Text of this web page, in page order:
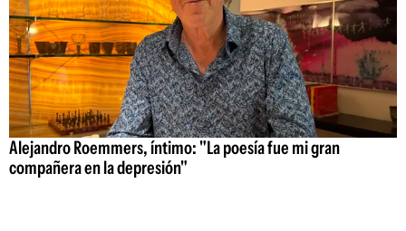
Alejandro Roemmers, íntimo: "La poesía fue mi gran
compañera en la depresión"